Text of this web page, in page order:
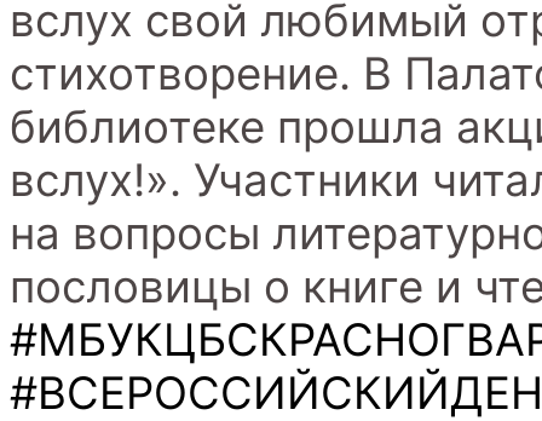
вслух свой любимый
стихотворение. В
библиотеке прошла
вслух!». Участники
на вопросы
пословицы о книге и